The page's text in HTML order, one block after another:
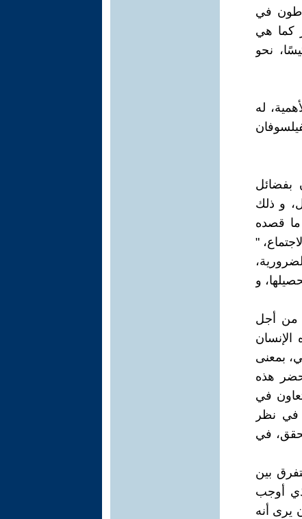
في
كما هي
نحو
له
بفضائل
و ذلك
ما قصده
"
و
من أجل
الإنسان
بمعنى
هذه
في
في نظر
في
بين
أوجب
يرى أنه